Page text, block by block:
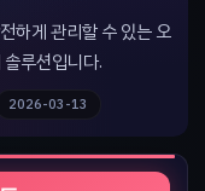
하게 관리할 수 있는 오
루션입니다.
2026-03-13